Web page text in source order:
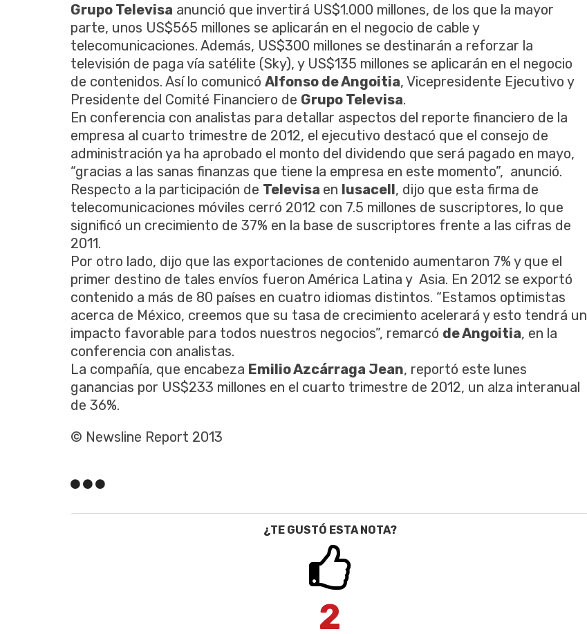
Grupo Televisa anunció que invertirá US$1.000 millones, de los que la mayor
parte, unos US$565 millones se aplicarán en el negocio de cable y
telecomunicaciones. Además, US$300 millones se destinarán a reforzar la
televisión de paga vía satélite (Sky), y US$135 millones se aplicarán en el negocio
de contenidos. Así lo comunicó Alfonso de Angoitia, Vicepresidente Ejecutivo y
Presidente del Comité Financiero de Grupo Televisa.
En conferencia con analistas para detallar aspectos del reporte financiero de la
empresa al cuarto trimestre de 2012, el ejecutivo destacó que el consejo de
administración ya ha aprobado el monto del dividendo que será pagado en mayo,
“gracias a las sanas finanzas que tiene la empresa en este momento”, anunció.
Respecto a la participación de Televisa en Iusacell, dijo que esta firma de
telecomunicaciones móviles cerró 2012 con 7.5 millones de suscriptores, lo que
significó un crecimiento de 37% en la base de suscriptores frente a las cifras de
2011.
Por otro lado, dijo que las exportaciones de contenido aumentaron 7% y que el
primer destino de tales envíos fueron América Latina y Asia. En 2012 se exportó
contenido a más de 80 países en cuatro idiomas distintos. “Estamos optimistas
acerca de México, creemos que su tasa de crecimiento acelerará y esto tendrá un
impacto favorable para todos nuestros negocios”, remarcó de Angoitia, en la
conferencia con analistas.
La compañía, que encabeza Emilio Azcárraga Jean, reportó este lunes
ganancias por US$233 millones en el cuarto trimestre de 2012, un alza interanual
de 36%.
© Newsline Report 2013
¿TE GUSTÓ ESTA NOTA?
2